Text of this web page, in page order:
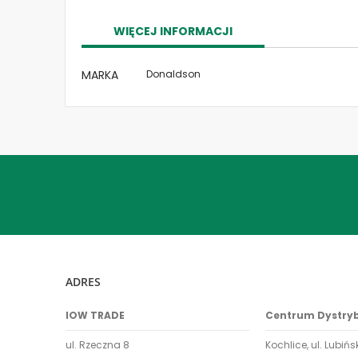
galleryWIĘCEJ INFORMACJI
Więcej
informacji
MARKA Donaldson
ADRES
IOW TRADE
ul. Rzeczna 8
Centrum
Kochlice, ul.